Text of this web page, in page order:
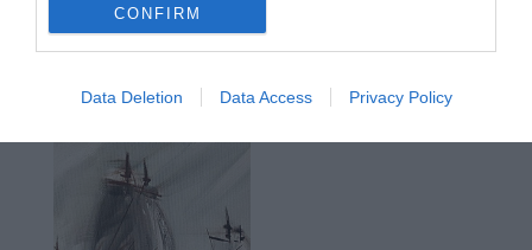
CONFIRM
Data Deletion Data Access Privacy Policy